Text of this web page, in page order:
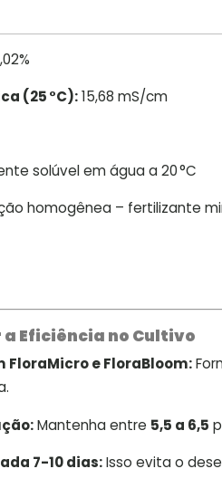
(25 °C):15,68 mS/cm
solúvel em água a 20 °C
homogênea – fertilizante
Eficiência no Cultivo
FloraMicro e FloraBloom:
Mantenha entre 5,5 a 6,5
7-10 dias:Isso evita o